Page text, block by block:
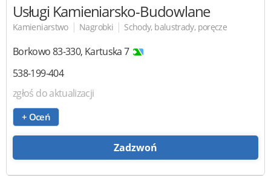
Usługi Kamieniarsko-Budowlane
Kamieniarstwo | Nagrobki | Schody, balustrady, poręcze
Borkowo83-330, Kartuska 7
538-199-404
zgłoś do aktualizacji
+ Oceń
Zadzwoń